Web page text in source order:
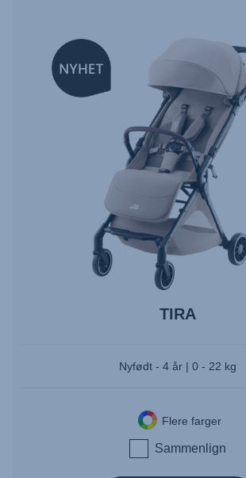
NEW
TIRA
Nyfødt - 4 år | 0 - 22 kg
Flere farger
Sammenlign